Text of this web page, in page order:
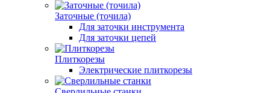
Заточные (точила)
Для заточки инструмента
Для заточки цепей
Плиткорезы
Электрические плиткорезы